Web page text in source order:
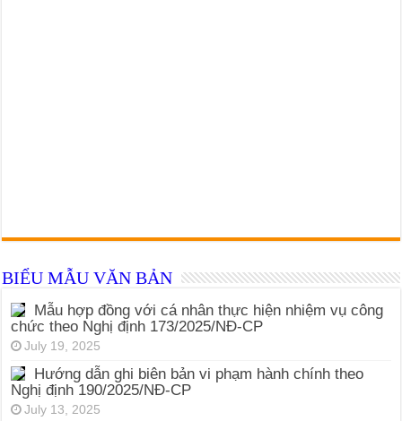
BIỂU MẪU VĂN BẢN
Mẫu hợp đồng với cá nhân thực hiện nhiệm vụ công
chức theo Nghị định 173/2025/NĐ-CP
July 19, 2025
Hướng dẫn ghi biên bản vi phạm hành chính theo
Nghị định 190/2025/NĐ-CP
July 13, 2025